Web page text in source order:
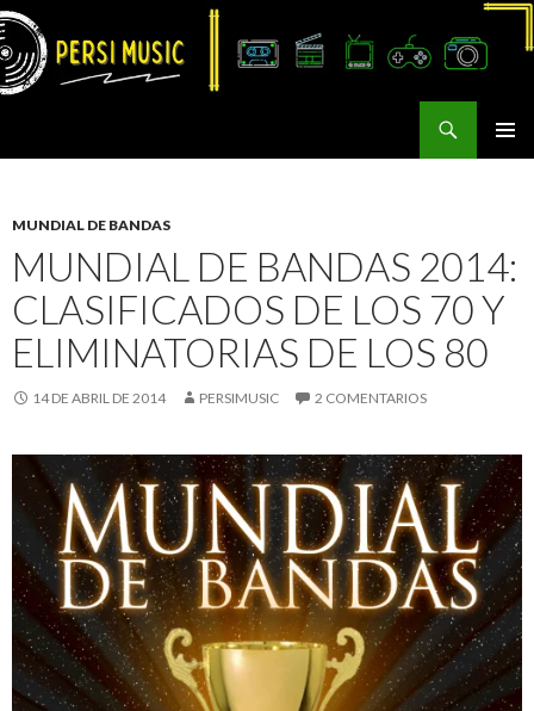
MUNDIAL DE BANDAS
MUNDIAL DE BANDAS 2014:
CLASIFICADOS DE LOS 70 Y
ELIMINATORIAS DE LOS 80
14 DE ABRIL DE 2014 PERSIMUSIC 2 COMENTARIOS